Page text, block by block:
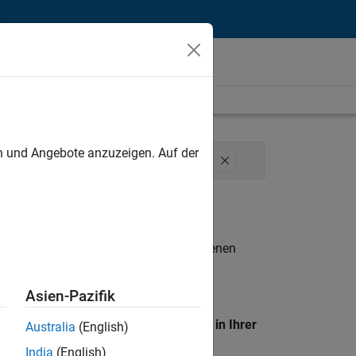
Legal Büro- und Verwaltungsdienste
. Wenn Sie noch immer keine offenen
unseres
Standort, um alle Stellenangebote in Ihrer
Angebote anzuzeigen. Auf der
Asien-Pazifik
Australia (English)
India (English)